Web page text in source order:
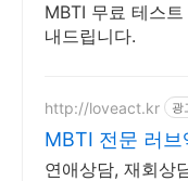
MBTI 무료 테스
내드립니다.
http://loveact.kr 광
MBTI 전문 러브
이 가장 많은 업
연애상담, 재회상